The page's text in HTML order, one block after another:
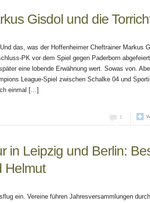
Gisdol und die
das, was der Hoffenheimer Cheftrainer Markus
PK vor dem Spiel gegen Paderborn
eine lobende Erwähnung wert. Sowas von.
League-Spiel zwischen Schalke 04 und
einmal […]
1
in Leipzig und Berlin:
Helmut
ein. Vereine führen Jahresversammlungen